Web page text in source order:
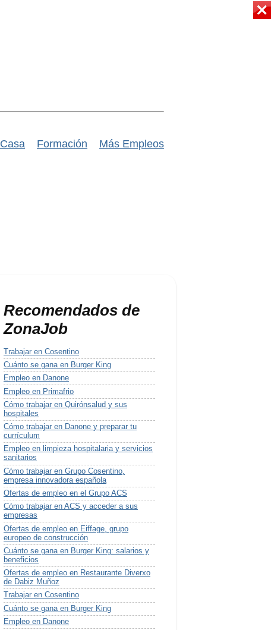
Formación Más Empleos
Recomendados de
ZonaJob
Trabajar en Cosentino
Cuánto se gana en Burger King
Empleo en Danone
Empleo en Primafrio
Cómo trabajar en Quirónsalud y sus
hospitales
Cómo trabajar en Danone y preparar tu
currículum
Empleo en limpieza hospitalaria y servicios
sanitarios
Cómo trabajar en Grupo Cosentino,
empresa innovadora española
Ofertas de empleo en el Grupo ACS
Cómo trabajar en ACS y acceder a sus
empresas
Ofertas de empleo en Eiffage, grupo
europeo de construcción
Cuánto se gana en Burger King: salarios y
beneficios
Ofertas de empleo en Restaurante Diverxo
de Dabiz Muñoz
Trabajar en Cosentino
Cuánto se gana en Burger King
Empleo en Danone